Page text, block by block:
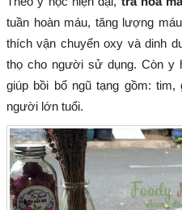
tuần hoàn máu, tăng lượng
thích vận chuyển oxy và dinh
thọ cho người sử dụng. Còn y
giúp bồi bổ ngũ tạng gồm:
người lớn tuổi.